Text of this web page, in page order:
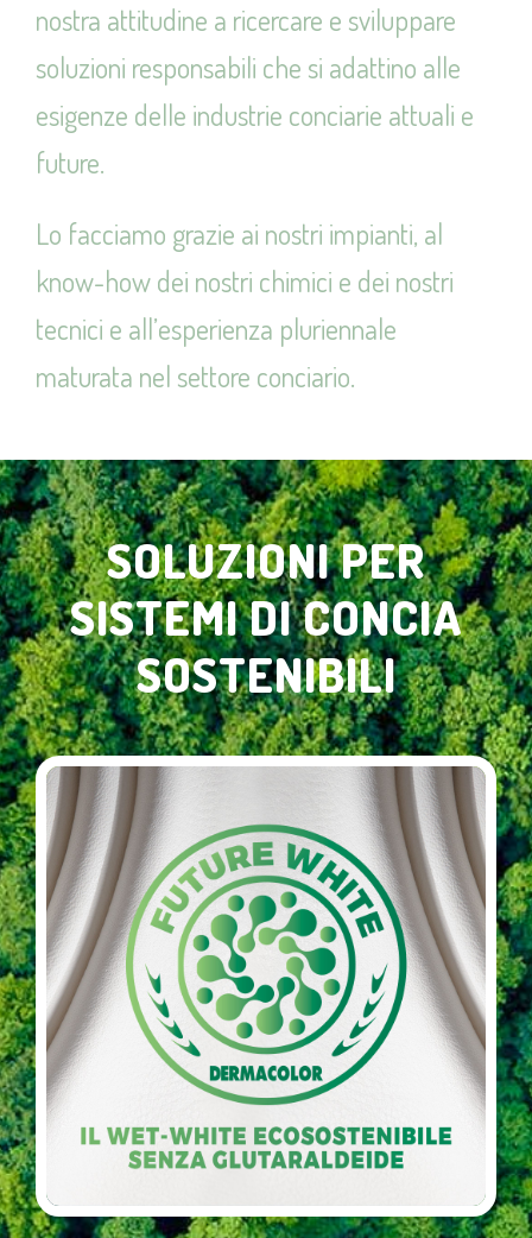
nostra attitudine a ricercare e sviluppare
soluzioni responsabili che si adattino alle
esigenze delle industrie conciarie attuali e
future.
Lo facciamo grazie ai nostri impianti, al
know-how dei nostri chimici e dei nostri
tecnici e all’esperienza pluriennale
maturata nel settore conciario.
SOLUZIONI PER
SISTEMI DI CONCIA
SOSTENIBILI